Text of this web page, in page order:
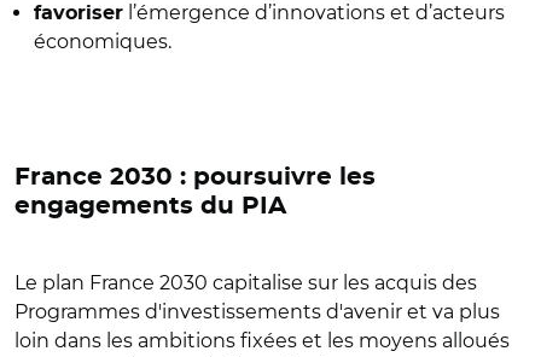
favoriser l’émergence d’innovations et d’acteurs
économiques.
France 2030 : poursuivre les
engagements du PIA
Le plan France 2030 capitalise sur les acquis des
Programmes d'investissements d'avenir et va plus
loin dans les ambitions fixées et les moyens alloués